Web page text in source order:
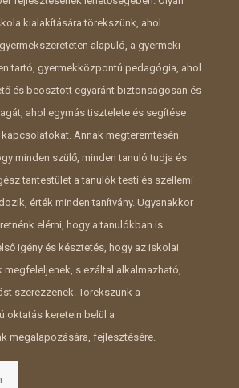
kialakítására törekszünk, ahol
alapuló, a gyermeki
tartó, gyermekközpontú pedagógia, ahol
és beosztott egyaránt biztonságosan és
ahol egymás tisztelete és segítése
Annak megteremtésén
minden szülő, minden tanuló tudja és
tantestület a tanulók testi és szellemi
érték minden tanítvány. Ugyanakkor
elérni, hogy a tanulókban is
igény és késztetés, hogy az iskolai
megfeleljenek, s ezáltal alkalmazható,
szerezzenek. Törekszünk a
oktatás keretein belül a
megalapozására, fejlesztésére.